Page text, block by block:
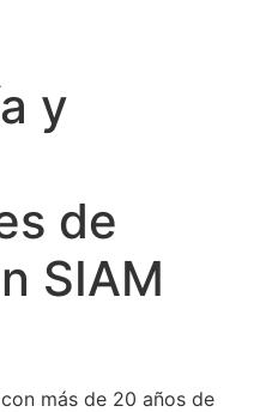
y
de
SIAM
más de 20 años de